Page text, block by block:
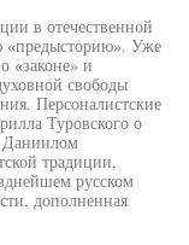
в отечественной
«предысторию». Уже
«законе» и
свободы
Персоналистские
Туровского о
Даниилом
традиции,
русском
дополненная